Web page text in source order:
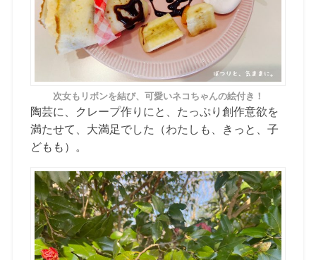
次女もリボンを結び、可愛いネコちゃんの絵付き！
陶芸に、クレープ作りにと、たっぷり創作意欲を
満たせて、大満足でした（わたしも、きっと、子
どもも）。